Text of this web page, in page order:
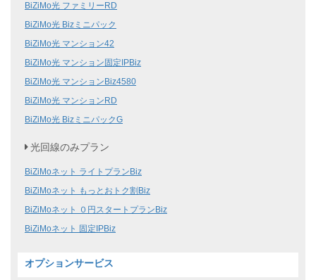
BiZiMo光 ファミリーRD
BiZiMo光 Bizミニパック
BiZiMo光 マンション42
BiZiMo光 マンション固定IPBiz
BiZiMo光 マンションBiz4580
BiZiMo光 マンションRD
BiZiMo光 BizミニパックG
光回線のみプラン
BiZiMoネット ライトプランBiz
BiZiMoネット もっとおトク割Biz
BiZiMoネット ０円スタートプランBiz
BiZiMoネット 固定IPBiz
オプションサービス